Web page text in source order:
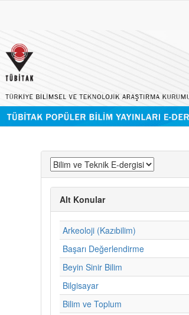
Alt Konular
Arkeoloji (Kazıbilim)
Başarı Değerlendirme
Beyin Sinir Bilim
Bilgisayar
Bilim ve Toplum